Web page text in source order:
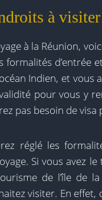
à
à la Réunion,
formalités d’entrée
Indien, et vous
pour vous y
pas besoin de
réglé les
Si vous avez
de l’île de
visiter. En